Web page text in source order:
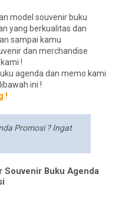
model souvenir buku
yang berkualitas dan
sampai kamu
dan merchandise
!
agenda dan memo kami
ini !
!
Promosi ? Ingat
Buku Agenda